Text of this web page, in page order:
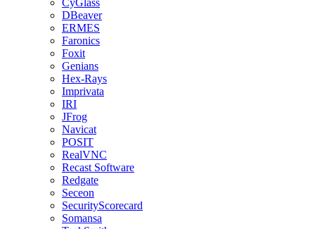
CyGlass
DBeaver
ERMES
Faronics
Foxit
Genians
Hex-Rays
Imprivata
IRI
JFrog
Navicat
POSIT
RealVNC
Recast Software
Redgate
Seceon
SecurityScorecard
Somansa